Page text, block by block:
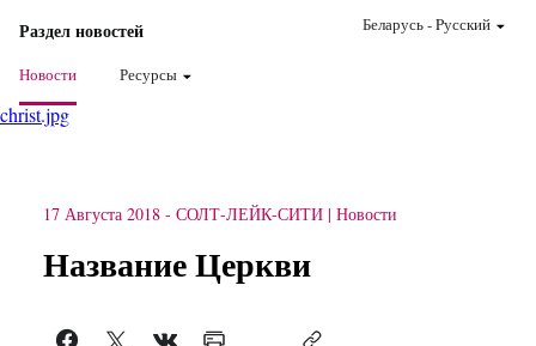
Раздел новостей
Новости Ресурсы
Беларусь-Pусский
christ.jpg
17 Августа 2018 - СОЛТ-ЛЕЙК-СИТИ Новости
Название Церкви